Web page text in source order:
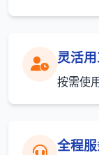
灵活
按需使
全程